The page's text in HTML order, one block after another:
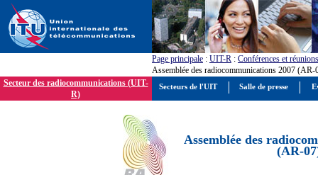
Page principale : UIT-R : Conférences et réunions
Assemblée des radiocommunications 2007 (AR-
Secteur des radiocommunications (UIT-
R)
Assemblée des
(AR-
Secteurs de l'UIT Salle de presse